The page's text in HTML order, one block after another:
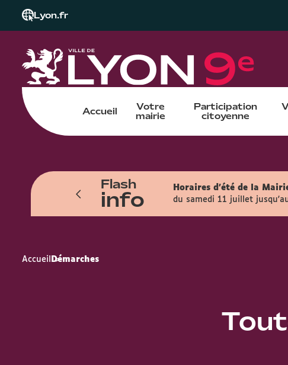
Lyon.fr
Accueil
Votre
mairie
Participation
citoyenne
Flash
info
pour une durée de 18 mois
Horaires d'été de la
du samedi 11 juillet
Accueil Démarches